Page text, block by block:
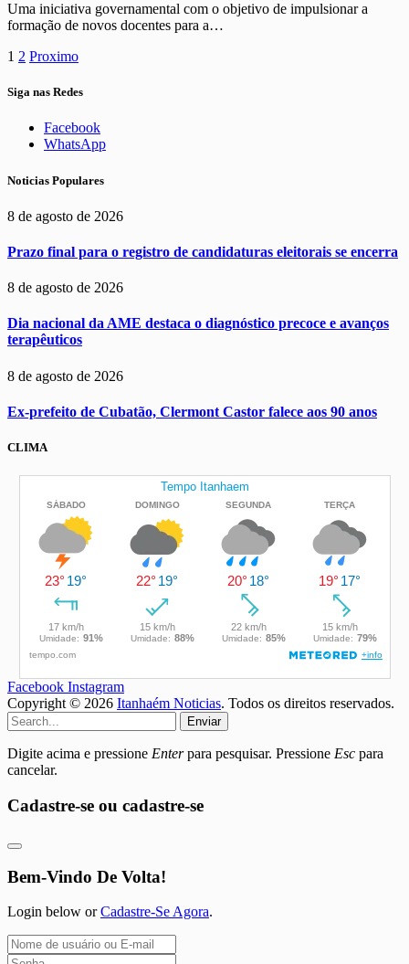
Uma iniciativa governamental com o objetivo de impulsionar a
formação de novos docentes para a…
1 2 Proximo
Siga nas Redes
Facebook
WhatsApp
Noticias Populares
8 de agosto de 2026
Prazo final para o registro de candidaturas eleitorais se encerra
8 de agosto de 2026
Dia nacional da AME destaca o diagnóstico precoce e avanços
terapêuticos
8 de agosto de 2026
Ex-prefeito de Cubatão, Clermont Castor falece aos 90 anos
CLIMA
Facebook Instagram
Copyright © 2026 Itanhaém Noticias. Todos os direitos reservados.
Enviar
Digite acima e pressione Enterpara pesquisar. Pressione Esc para
cancelar.
Cadastre-se ou cadastre-se
Bem-Vindo De Volta!
Login below orCadastre-Se Agora.